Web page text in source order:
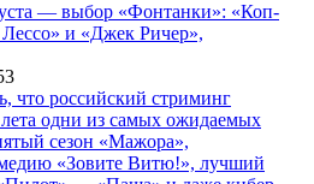
— выбор «Фонтанки»: «Коп-
Лессо» и «Джек Ричер»,
что российский стриминг
одни из самых ожидаемых
сезон «Мажора»,
«Зовите Витю!», лучший